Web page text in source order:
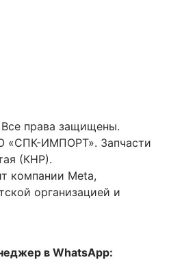
права защищены.
«СПК-ИМПОРТ». Запчасти
(КНР).
компании Meta,
организацией и
в WhatsApp: